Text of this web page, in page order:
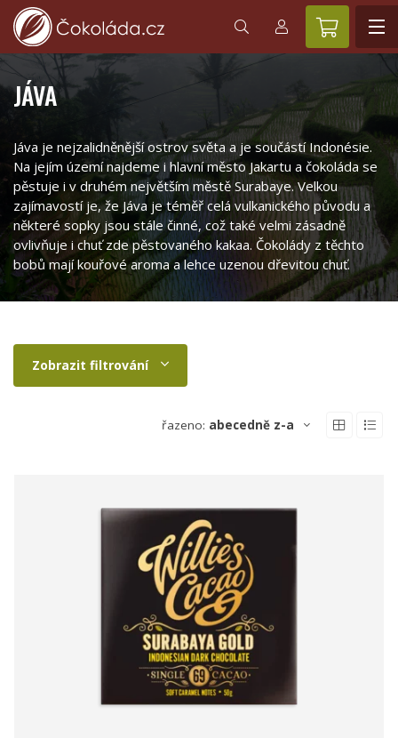
JÁVA
Jáva je nejzalidněnější ostrov světa a je součástí Indonésie.
Na jejím území najdeme i hlavní město Jakartu a čokoláda se
pěstuje i v druhém největším městě Surabaye. Velkou
zajímavostí je, že Jáva je téměř celá vulkanického původu a
některé sopky jsou stále činné, což také velmi zásadně
ovlivňuje i chuť zde pěstovaného kakaa. Čokolády z těchto
bobů mají kouřové aroma a lehce uzenou dřevitou chuť.
Zobrazit filtrování
řazeno: abecedně z-a